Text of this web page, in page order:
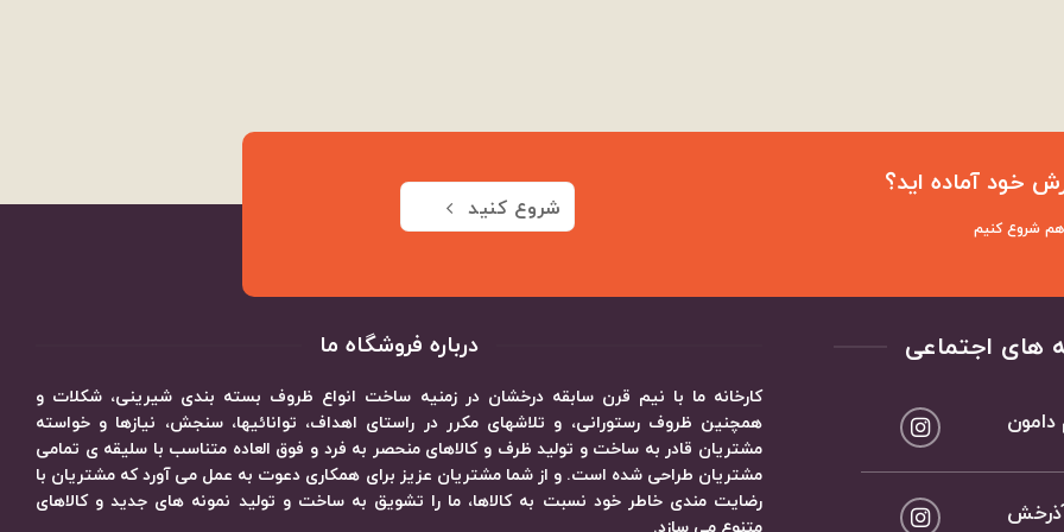
خود آماده اید؟
هم شروع کنیم
شروع کنید
های اجتماعی
دامون
آذرخش
درباره فروشگاه ما
کارخانه ما با نیم قرن سابقه درخشان در زمنیه ساخت انواع ظروف بسته بندی شیرینی، شکلات و
همچنین ظروف رستورانی، و تلاشهای مکرر در راستای اهداف، توانائیها، سنجش، نیازها و خواسته
مشتریان قادر به ساخت و تولید ظرف و کالاهای منحصر به فرد و فوق العاده متناسب با سلیقه ی تمامی
مشتریان طراحی شده است. و از شما مشتریان عزیز برای همکاری دعوت به عمل می آورد که مشتریان با
رضایت مندی خاطر خود نسبت به کالاها، ما را تشویق به ساخت و تولید نمونه های جدید و کالاهای